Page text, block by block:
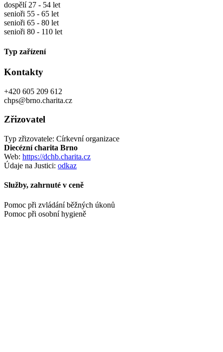
dospělí 27 - 54 let
senioři 55 - 65 let
senioři 65 - 80 let
senioři 80 - 110 let
Typ zařízení
Kontakty
+420 605 209 612
chps@brno.charita.cz
Zřizovatel
Typ zřizovatele: Církevní organizace
Diecézní charita Brno
Web: https://dchb.charita.cz
Údaje na Justici: odkaz
Služby, zahrnuté v ceně
Pomoc při zvládání běžných úkonů
Pomoc při osobní hygieně